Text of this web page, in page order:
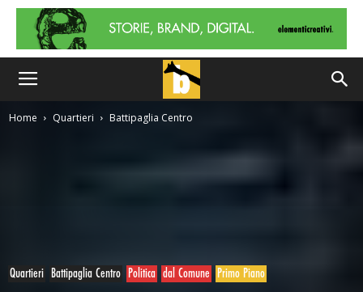
Home Quartieri Battipaglia Centro
Quartieri Battipaglia Centro Politica dal Comune Primo Piano